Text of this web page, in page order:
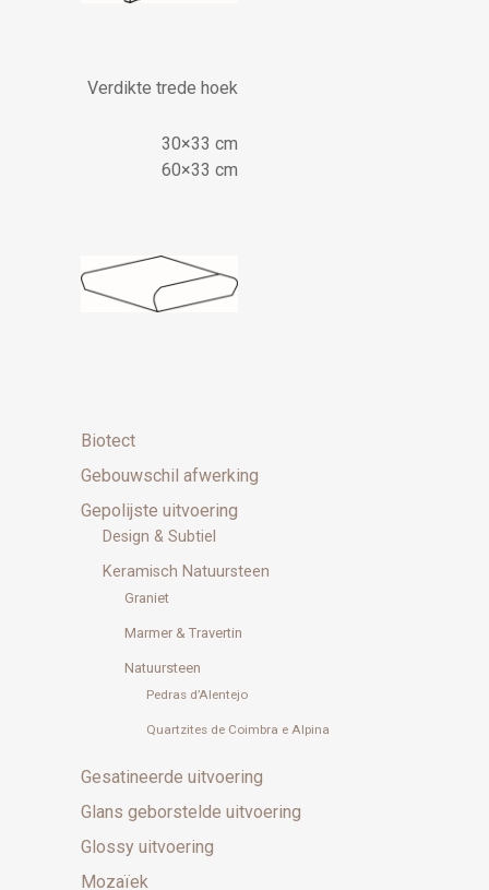
Verdikte trede hoek
30×33 cm
60×33 cm
Biotect
Gebouwschil afwerking
Gepolijste uitvoering
Design & Subtiel
Keramisch Natuursteen
Graniet
Marmer & Travertin
Natuursteen
Pedras d’Alentejo
Quartzites de Coimbra e Alpina
Gesatineerde uitvoering
Glans geborstelde uitvoering
Glossy uitvoering
Mozaïek